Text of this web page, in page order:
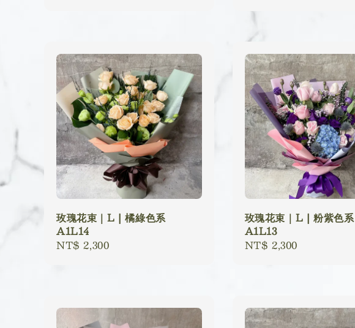
玫瑰花束｜L | 橘綠色系
A1L14
Regular
NT$ 2,300
玫瑰花束｜L | 粉紫色系
A1L13
Regular
NT$ 2,300